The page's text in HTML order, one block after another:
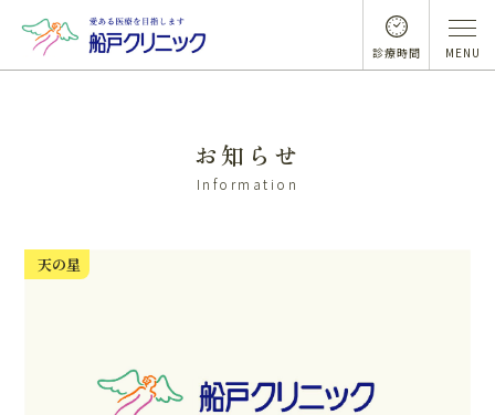
診療時間 MENU
お知らせ
Information
天の星